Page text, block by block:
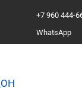
+7 960 444-
WhatsApp